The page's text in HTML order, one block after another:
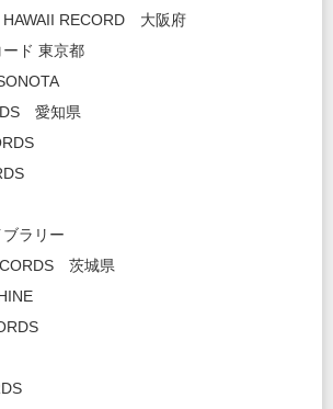
RECORD 大阪府
ド 東京都
愛知県
ラリー
茨城県